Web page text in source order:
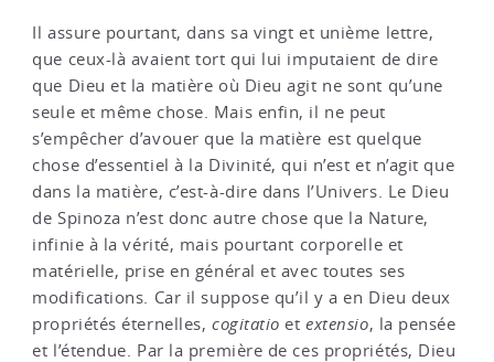
Il assure pourtant, dans sa vingt et unième lettre,
que ceux-là avaient tort qui lui imputaient de dire
que Dieu et la matière où Dieu agit ne sont qu’une
seule et même chose. Mais enfin, il ne peut
s’empêcher d’avouer que la matière est quelque
chose d’essentiel à la Divinité, qui n’est et n’agit que
dans la matière, c’est-à-dire dans l’Univers. Le Dieu
de Spinoza n’est donc autre chose que la Nature,
infinie à la vérité, mais pourtant corporelle et
matérielle, prise en général et avec toutes ses
modifications. Car il suppose qu’il y a en Dieu deux
propriétés éternelles, cogitatio etextensio, la pensée
et l’étendue. Par la première de ces propriétés, Dieu